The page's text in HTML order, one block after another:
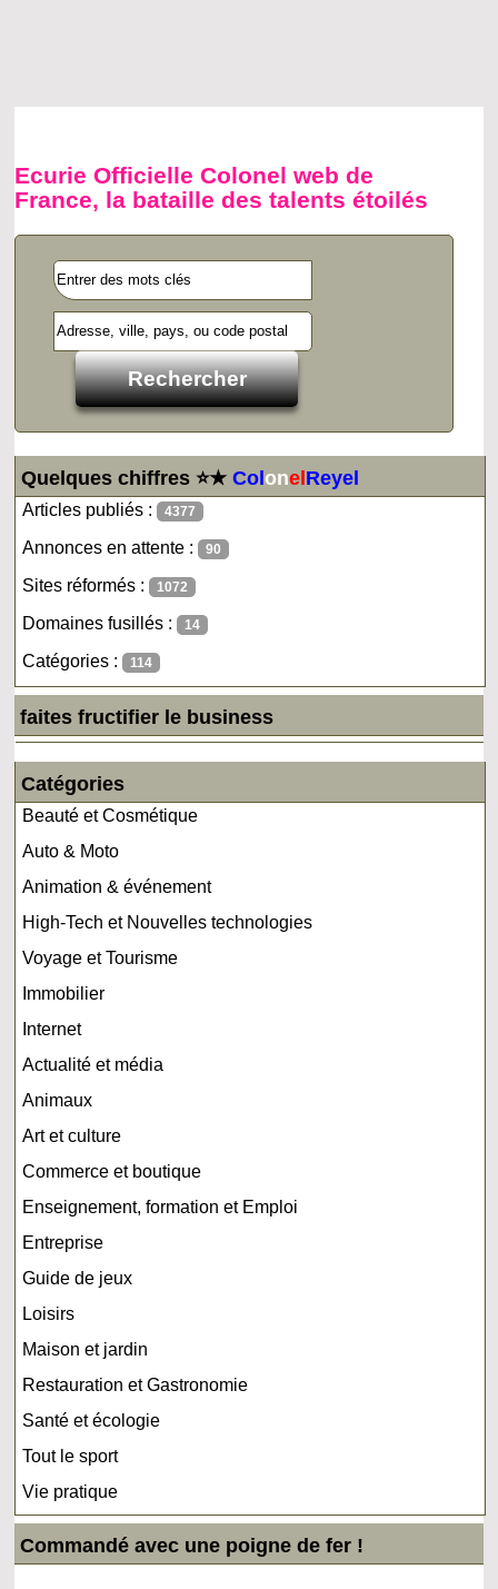
Ecurie Officielle Colonel web de
France, la bataille des talents étoilés
Quelques chiffres ⭐★ColonelReyel
Articles publiés : 4377
Annonces en attente : 90
Sites réformés : 1072
Domaines fusillés : 14
Catégories : 114
faites fructifier le business
Catégories
Beauté et Cosmétique
Auto & Moto
Animation & événement
High-Tech et Nouvelles technologies
Voyage et Tourisme
Immobilier
Internet
Actualité et média
Animaux
Art et culture
Commerce et boutique
Enseignement, formation et Emploi
Entreprise
Guide de jeux
Loisirs
Maison et jardin
Restauration et Gastronomie
Santé et écologie
Tout le sport
Vie pratique
Commandé avec une poigne de fer !